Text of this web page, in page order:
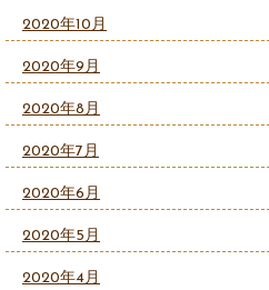
2020年10月
2020年9月
2020年8月
2020年7月
2020年6月
2020年5月
2020年4月